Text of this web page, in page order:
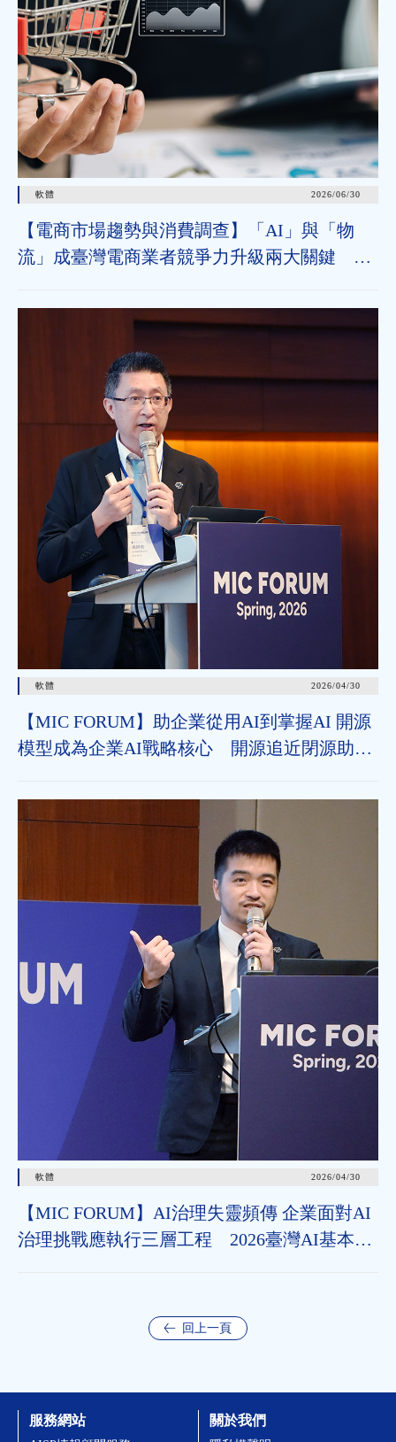
軟體 2026/06/30
【電商市場趨勢與消費調查】「AI」與「物
流」成臺灣電商業者競爭力升級兩大關鍵 近
超取
軟體 2026/04/30
【MIC FORUM】助企業從用AI到掌握AI 開源
模型成為企業AI戰略核心 開源追近閉源助垂
軟體 2026/04/30
【MIC FORUM】AI治理失靈頻傳 企業面對AI
治理挑戰應執行三層工程 2026臺灣AI基本法
回上一頁
服務網站 關於我們